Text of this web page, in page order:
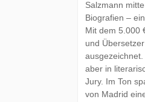
Salzmann
Biografien –
Mit dem 5.000
und
ausgezeichnet.
aber in
Jury. Im Ton
von Madrid